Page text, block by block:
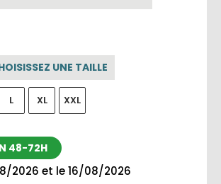
UNE TAILLE
L XL XXL
48-72H
2026 et le 16/08/2026